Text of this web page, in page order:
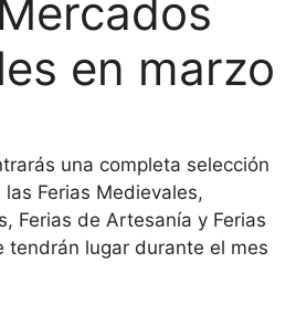
en marzo
una completa selección
Ferias Medievales,
Ferias de Artesanía y Ferias
tendrán lugar durante el mes